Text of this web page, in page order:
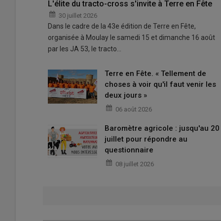
L'élite du tracto-cross s'invite à Terre en Fête
30 juillet 2026
Dans le cadre de la 43e édition de Terre en Fête,
organisée à Moulay le samedi 15 et dimanche 16 août
par les JA 53, le tracto…
Terre en Fête. « Tellement de
choses à voir qu'il faut venir les
deux jours »
06 août 2026
Baromètre agricole : jusqu'au 20
juillet pour répondre au
questionnaire
08 juillet 2026